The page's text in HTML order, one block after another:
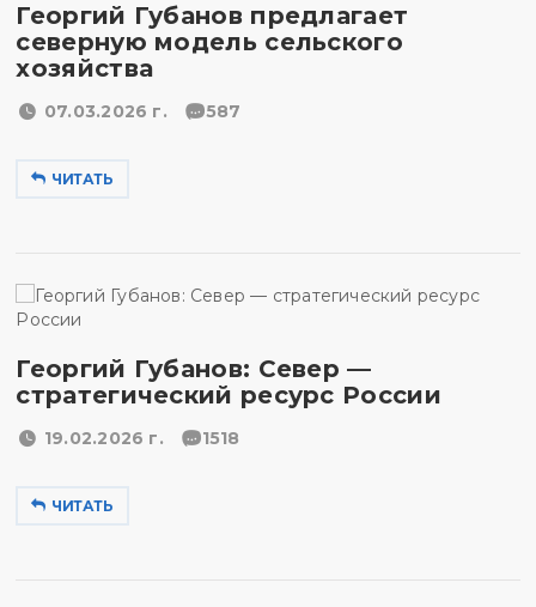
Георгий Губанов предлагает
северную модель сельского
хозяйства
07.03.2026 г. 587
ЧИТАТЬ
Георгий Губанов: Север —
стратегический ресурс России
19.02.2026 г. 1518
ЧИТАТЬ